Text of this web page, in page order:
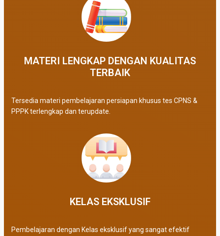
MATERI LENGKAP DENGAN KUALITAS
TERBAIK​
Tersedia materi pembelajaran persiapan khusus tes CPNS &
PPPK terlengkap dan terupdate.
KELAS EKSKLUSIF​
Pembelajaran dengan Kelas eksklusif yang sangat efektif